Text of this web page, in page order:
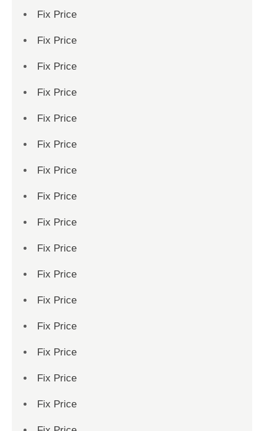
Fix Price
Fix Price
Fix Price
Fix Price
Fix Price
Fix Price
Fix Price
Fix Price
Fix Price
Fix Price
Fix Price
Fix Price
Fix Price
Fix Price
Fix Price
Fix Price